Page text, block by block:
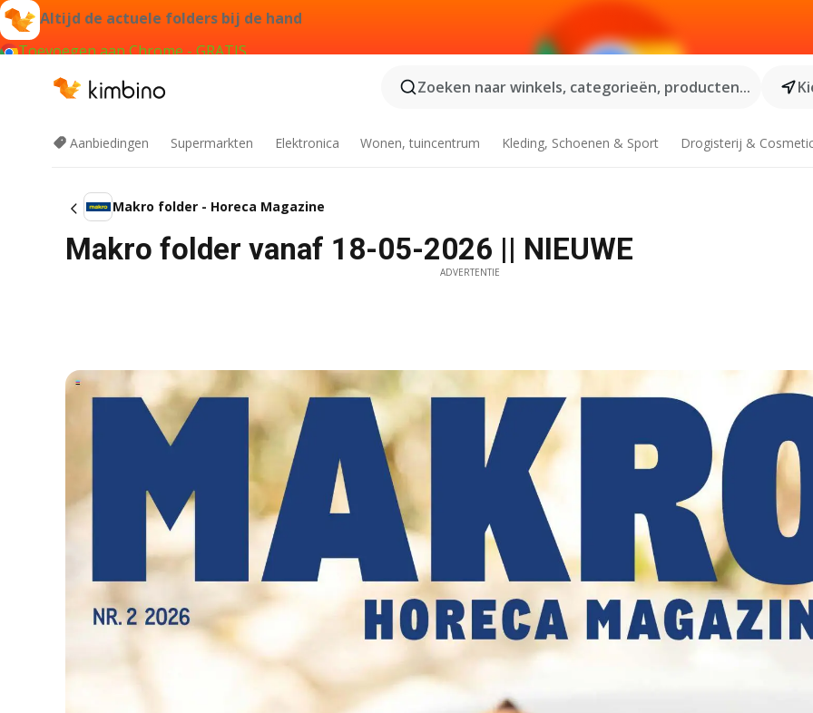
Altijd de actuele folders bij de hand
Toevoegen aan Chrome - GRATIS
Zoeken naar winkels, categorieën, producten...
Aanbiedingen Supermarkten Elektronica Wonen, tuincentrum Kleding, Schoenen & Sport Drogisterij &
Makro folder - Horeca Magazine
Makro folder vanaf 18-05-2026 || NIEUWE
ADVERTENTIE